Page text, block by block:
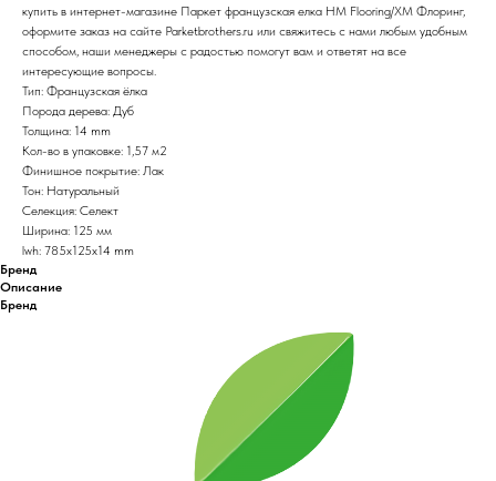
купить в интернет-магазине Паркет французская елка HM Flooring/ХМ Флоринг,
оформите заказ на сайте Parketbrothers.ru или свяжитесь с нами любым удобным
способом, наши менеджеры с радостью помогут вам и ответят на все
интересующие вопросы.
Тип: Французская ёлка
Порода дерева: Дуб
Толщина: 14 mm
Кол-во в упаковке: 1,57 м2
Финишное покрытие: Лак
Тон: Натуральный
Селекция: Селект
Ширина: 125 мм
lwh: 785x125x14 mm
Бренд
Описание
Бренд